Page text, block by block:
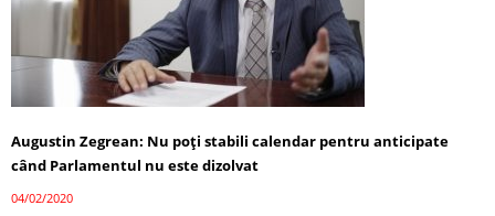
Augustin Zegrean: Nu poţi stabili calendar pentru anticipate
când Parlamentul nu este dizolvat
04/02/2020